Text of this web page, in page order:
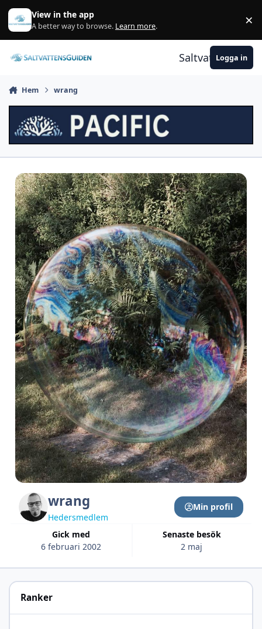
Gå till innehåll
View in the app
A better way to browse. Learn more. ×
Logga in
Hem wrang
wrang
Hedersmedlem
Gick med
6 februari 2002
Senaste besök
2 maj
Min profil
Ranker